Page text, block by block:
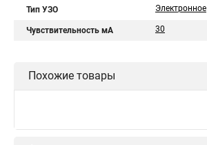
Тип УЗО Электронное
Чувствительность мА 30
Похожие товары